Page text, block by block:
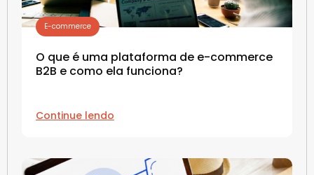
E-commerce
O que é uma plataforma de e-commerce
B2B e como ela funciona?
Continue lendo